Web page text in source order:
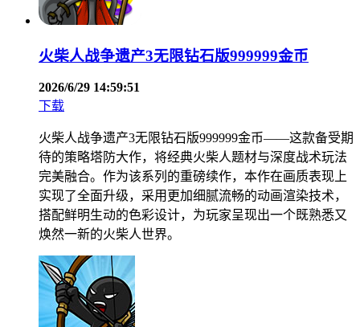
火柴人战争遗产3无限钻石版999999金币
2026/6/29 14:59:51
下载
火柴人战争遗产3无限钻石版999999金币——这款备受期
待的策略塔防大作，将经典火柴人题材与深度战术玩法
完美融合。作为该系列的重磅续作，本作在画质表现上
实现了全面升级，采用更加细腻流畅的动画渲染技术，
搭配鲜明生动的色彩设计，为玩家呈现出一个既熟悉又
焕然一新的火柴人世界。